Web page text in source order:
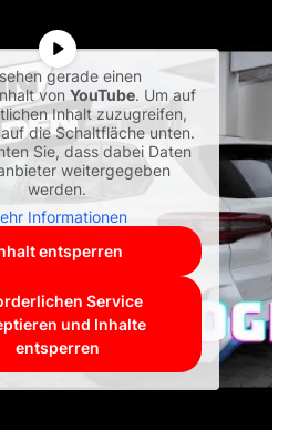
gerade einen
vonYouTube. Um auf
Inhalt zuzugreifen,
die Schaltfläche unten.
Sie, dass dabei Daten
weitergegeben
werden.
Informationen
entsperren
Service
und Inhalte
entsperren